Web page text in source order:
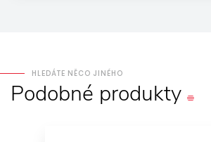
HLEDÁTE NĚCO JINÉHO
Podobné produkty